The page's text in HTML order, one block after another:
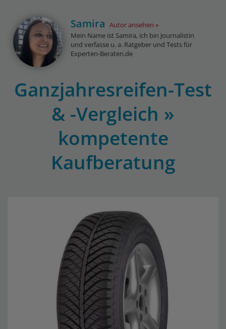
Samira Autor ansehen
Mein Name ist Samira, ich bin Journalistin
und verfasse u. a. Ratgeber und Tests für
Experten-Beraten.de
Ganzjahresreifen-Test
& -Vergleich »
kompetente
Kaufberatung